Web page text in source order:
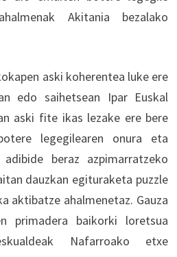
Akitania bezalako
aski koherentea luke ere
edo saihetsean Ipar Euskal
aski fite ikas lezake ere bere
legegilearen onura eta
beraz azpimarratzeko
dauzkan egituraketa puzzle
aktibatze ahalmenetaz. Gauza
primadera baikorki loretsua
Nafarroako etxe